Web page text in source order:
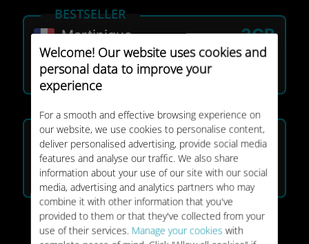
Welcome! Our website uses cookies and
personal data to improve your
experience
For a smooth and effective browsing experience on
our website, we use cookies to personalise content,
deliver personalised advertising, provide social media
features and analyse our traffic. We also share
information about your use of our site with our social
media, advertising and analytics partners who may
combine it with other information that you've
provided to them or that they've collected from your
use of their services. Manage your cookies with
Martinique
TYP:
3GB
GÜLTIGKEIT:15 tage
BESTSELLER
Saint Barthelemy
EINMALIG
3GB
GÜLTIGKEIT:15 tage
8 €
BESTSELLER
Saint Martin (french Part) 1GB
GÜLTIGKEIT:7 tage